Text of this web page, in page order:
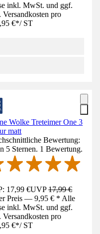
inkl. MwSt. und ggf.
Versandkosten pro
€*/ ST
Wolke Treteimer One 3
matt
Bewertung:
5 Sternen. 1 Bewertung.
17,99 €UVP17,99 €
Preis — 9,95 € * Alle
inkl. MwSt. und ggf.
Versandkosten pro
€*/ ST